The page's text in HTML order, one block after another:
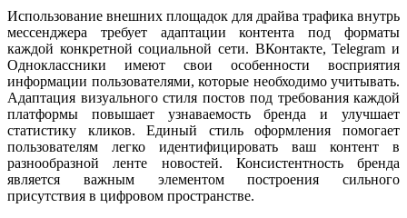
Использование внешних площадок для драйва трафика внутрь
мессенджера требует адаптации контента под форматы
каждой конкретной социальной сети. ВКонтакте, Telegram и
Одноклассники имеют свои особенности восприятия
информации пользователями, которые необходимо учитывать.
Адаптация визуального стиля постов под требования каждой
платформы повышает узнаваемость бренда и улучшает
статистику кликов. Единый стиль оформления помогает
пользователям легко идентифицировать ваш контент в
разнообразной ленте новостей. Консистентность бренда
является важным элементом построения сильного
присутствия в цифровом пространстве.